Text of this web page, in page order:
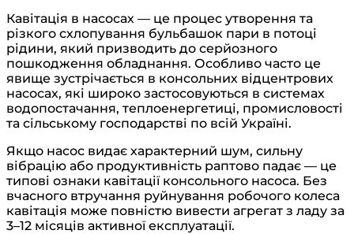
Кавітація в насосах — це процес утворення та
різкого схлопування бульбашок пари в потоці
рідини, який призводить до серйозного
пошкодження обладнання. Особливо часто це
явище зустрічається в консольних відцентрових
насосах, які широко застосовуються в системах
водопостачання, теплоенергетиці, промисловості
та сільському господарстві по всій Україні.
Якщо насос видає характерний шум, сильну
вібрацію або продуктивність раптово падає — це
типові ознаки кавітації консольного насоса. Без
вчасного втручання руйнування робочого колеса
кавітація може повністю вивести агрегат з ладу за
3–12 місяців активної експлуатації.